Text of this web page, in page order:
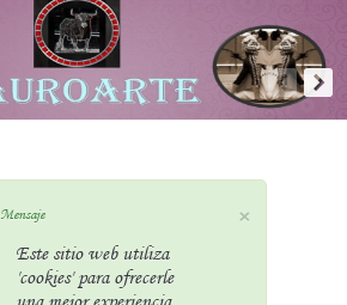
×
Mensaje
Este sitio web utiliza
'cookies' para ofrecerle